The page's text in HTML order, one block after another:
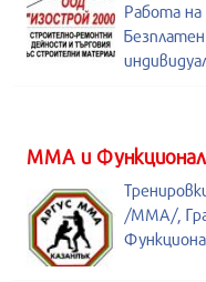
Работа на
ММА и
/MMA/,